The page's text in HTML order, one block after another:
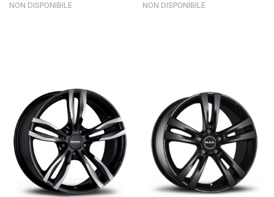
NON DISPONIBILE NON DISPONIBILE